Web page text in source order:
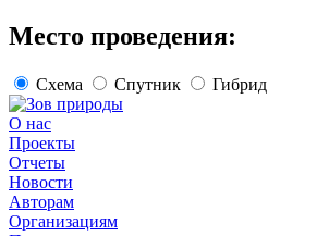
Место проведения:
Схема Спутник Гибрид
О нас
Проекты
Отчеты
Новости
Авторам
Организациям